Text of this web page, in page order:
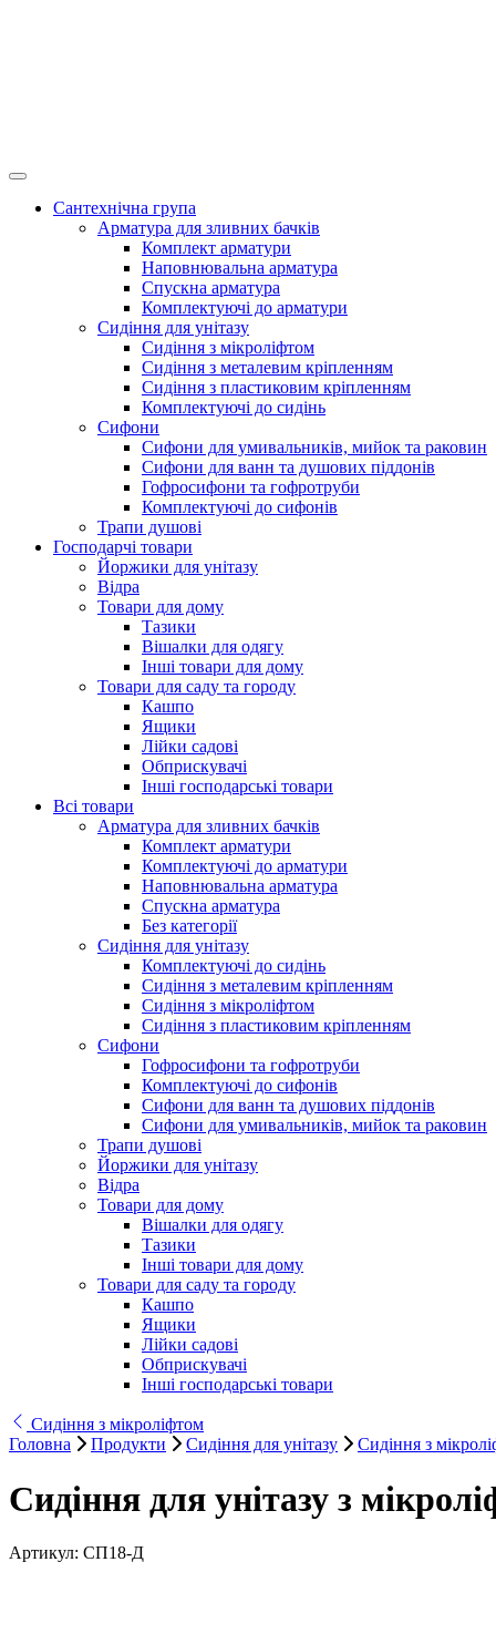
Сантехнічна група
Арматура для зливних бачків
Комплект арматури
Наповнювальна арматура
Спускна арматура
Комплектуючі до арматури
Сидіння для унітазу
Сидіння з мікроліфтом
Сидіння з металевим кріпленням
Сидіння з пластиковим кріпленням
Комплектуючі до сидінь
Сифони
Сифони для умивальників, мийок та раковин
Сифони для ванн та душових піддонів
Гофросифони та гофротруби
Комплектуючі до сифонів
Трапи душові
Господарчі товари
Йоржики для унітазу
Відра
Товари для дому
Тазики
Вішалки для одягу
Інші товари для дому
Товари для саду та городу
Кашпо
Ящики
Лійки садові
Обприскувачі
Інші господарські товари
Всі товари
Арматура для зливних бачків
Комплект арматури
Комплектуючі до арматури
Наповнювальна арматура
Спускна арматура
Без категорії
Сидіння для унітазу
Комплектуючі до сидінь
Сидіння з металевим кріпленням
Сидіння з мікроліфтом
Сидіння з пластиковим кріпленням
Сифони
Гофросифони та гофротруби
Комплектуючі до сифонів
Сифони для ванн та душових піддонів
Сифони для умивальників, мийок та раковин
Трапи душові
Йоржики для унітазу
Відра
Товари для дому
Вішалки для одягу
Тазики
Інші товари для дому
Товари для саду та городу
Кашпо
Ящики
Лійки садові
Обприскувачі
Інші господарські товари
Сидіння з мікроліфтом
Головна
Продукти Сидіння для унітазу Сидіння з
Сидіння для унітазу з
Артикул: СП18-Д